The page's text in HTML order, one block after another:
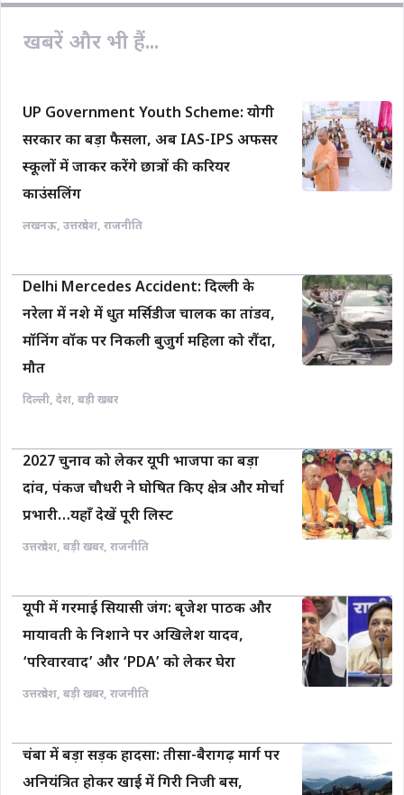
खबरें और भी हैं...
UP Government Youth Scheme: योगी
सरकार का बड़ा फैसला, अब IAS-IPS अफसर
स्कूलों में जाकर करेंगे छात्रों की करियर
काउंसलिंग
लखनऊ, उत्तरप्रदेश, राजनीति
Delhi Mercedes Accident: दिल्ली के
नरेला में नशे में धुत मर्सिडीज चालक का तांडव,
मॉनिंग वॉक पर निकली बुजुर्ग महिला को रौंदा,
मौत
दिल्ली, देश, बड़ी खबर
2027 चुनाव को लेकर यूपी भाजपा का बड़ा
दांव, पंकज चौधरी ने घोषित किए क्षेत्र और मोर्चा
प्रभारी…यहाँ देखें पूरी लिस्ट
उत्तरप्रदेश, बड़ी खबर, राजनीति
यूपी में गरमाई सियासी जंग: बृजेश पाठक और
मायावती के निशाने पर अखिलेश यादव,
‘परिवारवाद’ और ‘PDA’ को लेकर घेरा
उत्तरप्रदेश, बड़ी खबर, राजनीति
चंबा में बड़ा सड़क हादसा: तीसा-बैरागढ़ मार्ग पर
अनियंत्रित होकर खाई में गिरी निजी बस,